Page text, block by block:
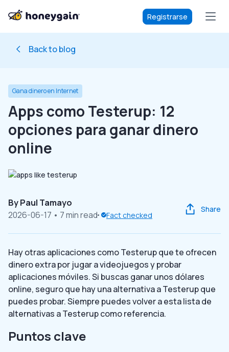
Registrarse
Back to blog
Gana dinero en Internet
Apps como Testerup: 12
opciones para ganar dinero
online
ByPaul Tamayo
2026-06-17 • 7 min read Fact checked
Share
Hay otras aplicaciones como Testerup que te ofrecen
dinero extra por jugar a videojuegos y probar
aplicaciones móviles. Si buscas ganar unos dólares
online, seguro que hay una alternativa a Testerup que
puedes probar. Siempre puedes volver a esta lista de
alternativas a Testerup como referencia.
Puntos clave